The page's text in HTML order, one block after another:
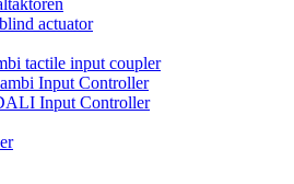
actuator
tactile input coupler
Input Controller
Input Controller